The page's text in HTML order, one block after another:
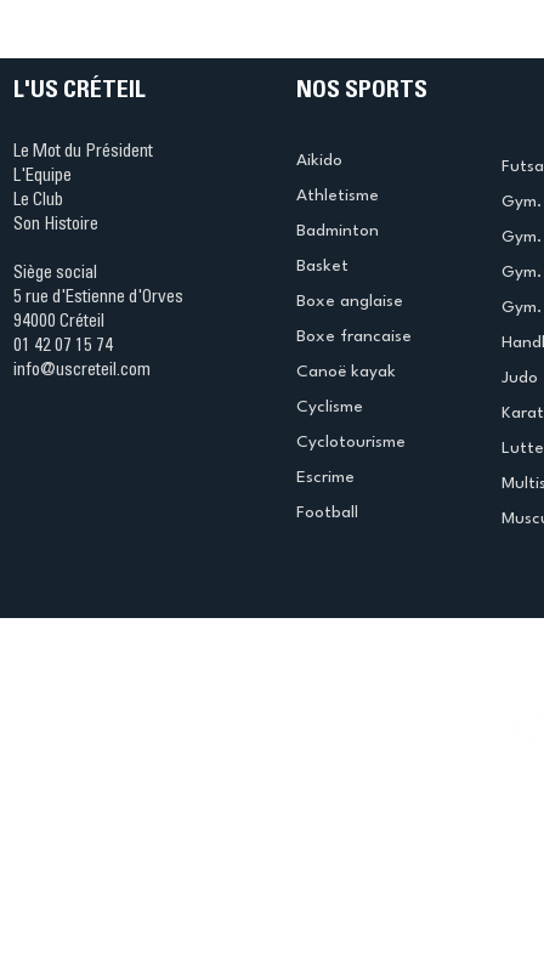
L'US CRÉTEIL
Le Mot du Président
L'Equipe
Le Club
Son Histoire
Siège social
5 rue d'Estienne d'Orves
94000 Créteil
01 42 07 15 74
info@uscreteil.com
NOS SPORTS
Aikido
Athletisme
Badminton
Basket
Boxe anglaise
Boxe francaise
Canoë kayak
Cyclisme
Cyclotourisme
Escrime
Football
Judo
Lutte